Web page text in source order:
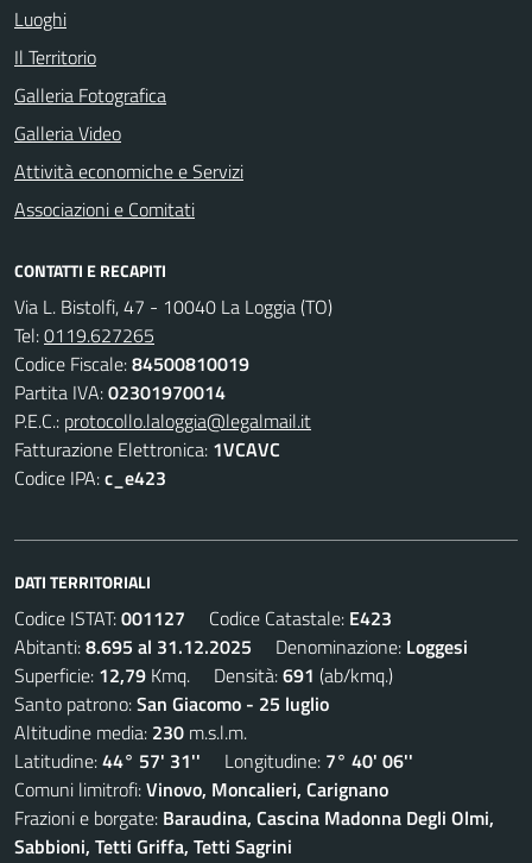
Luoghi
Il Territorio
Galleria Fotografica
Galleria Video
Attività economiche e Servizi
Associazioni e Comitati
CONTATTI E RECAPITI
Via L. Bistolfi, 47 - 10040 La Loggia (TO)
Tel:0119.627265
Codice Fiscale:84500810019
Partita IVA:02301970014
P.E.C.: protocollo.laloggia@legalmail.it
Fatturazione Elettronica: 1VCAVC
Codice IPA:c_e423
DATI TERRITORIALI
Codice ISTAT:001127 Codice Catastale: E423
Abitanti:8.695 al 31.12.2025 Denominazione: Loggesi
Superficie: 12,79 Kmq. Densità:691 (ab/kmq.)
Santo patrono:San Giacomo - 25 luglio
Altitudine media: 230 m.s.l.m.
Latitudine:44° 57' 31'' Longitudine: 7° 40' 06''
Comuni limitrofi:Vinovo, Moncalieri, Carignano
Frazioni e borgate: Baraudina, Cascina Madonna Degli Olmi,
Sabbioni, Tetti Griffa, Tetti Sagrini